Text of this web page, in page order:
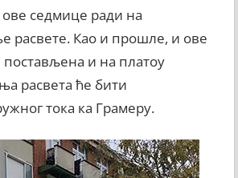
ове седмице ради на
расвете. Као и прошле, и ове
и на платоу
расвета ће бити
тока ка Грамеру.